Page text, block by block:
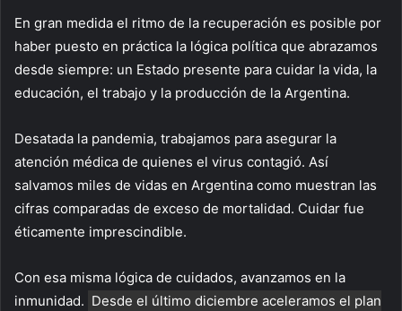
En gran medida el ritmo de la recuperación es posible por
haber puesto en práctica la lógica política que abrazamos
desde siempre: un Estado presente para cuidar la vida, la
educación, el trabajo y la producción de la Argentina.
Desatada la pandemia, trabajamos para asegurar la
atención médica de quienes el virus contagió. Así
salvamos miles de vidas en Argentina como muestran las
cifras comparadas de exceso de mortalidad. Cuidar fue
éticamente imprescindible.
Con esa misma lógica de cuidados, avanzamos en la
inmunidad. Desde el último diciembre aceleramos el plan